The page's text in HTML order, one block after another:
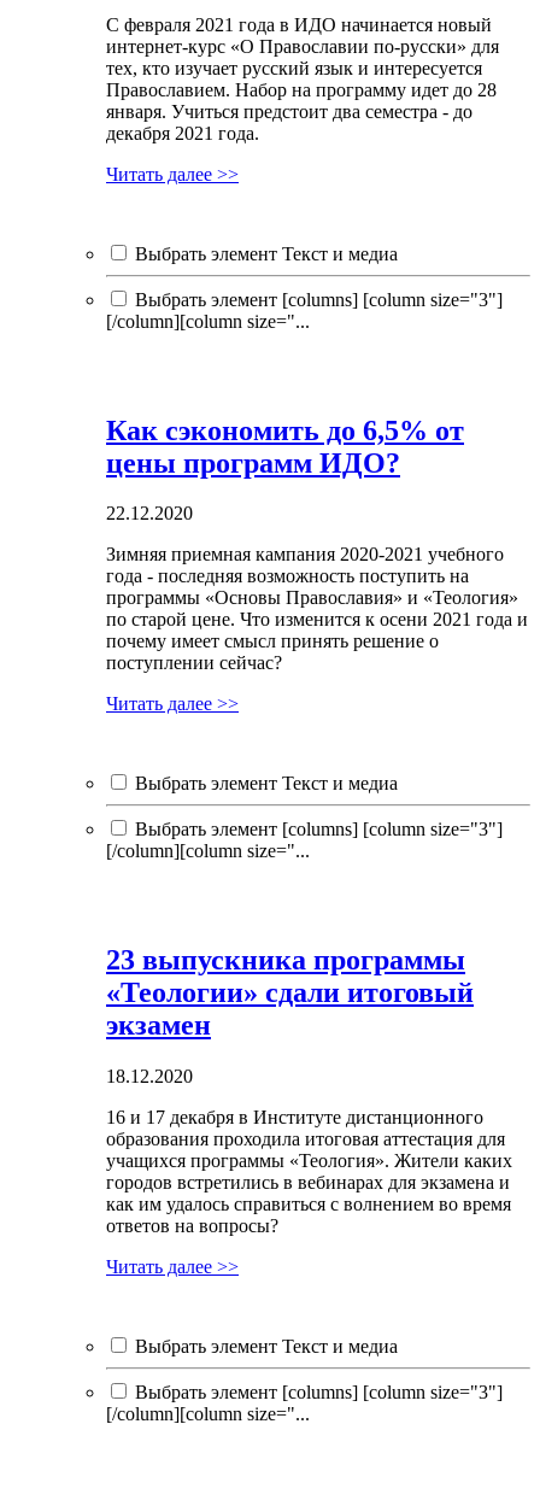
С февраля 2021 года в ИДО начинается новый
интернет-курс «О Православии по-русски» для
тех, кто изучает русский язык и интересуется
Православием. Набор на программу идет до 28
января. Учиться предстоит два семестра - до
декабря 2021 года.
Читать далее >>
Выбрать элемент Текст и медиа
Выбрать элемент [columns] [column size="3"]
[/column][column size="...
Как сэкономить до 6,5% от
цены программ ИДО?
22.12.2020
Зимняя приемная кампания 2020-2021 учебного
года - последняя возможность поступить на
программы «Основы Православия» и «Теология»
по старой цене. Что изменится к осени 2021 года и
почему имеет смысл принять решение о
поступлении сейчас?
Читать далее >>
Выбрать элемент Текст и медиа
Выбрать элемент [columns] [column size="3"]
[/column][column size="...
23 выпускника программы
«Теологии» сдали итоговый
экзамен
18.12.2020
16 и 17 декабря в Институте дистанционного
образования проходила итоговая аттестация для
учащихся программы «Теология». Жители каких
городов встретились в вебинарах для экзамена и
как им удалось справиться с волнением во время
ответов на вопросы?
Читать далее >>
Выбрать элемент Текст и медиа
Выбрать элемент [columns] [column size="3"]
[/column][column size="...